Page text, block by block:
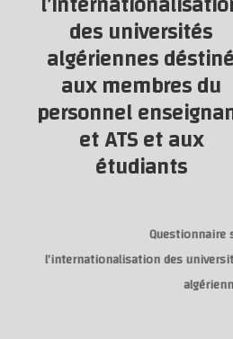
des universités
algériennes déstiné
aux membres du
personnel
et ATS et aux
étudiants
Questionnaire
l’internationalisation des